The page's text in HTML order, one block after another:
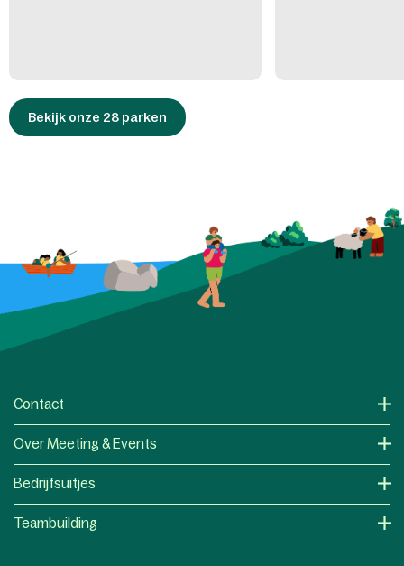
Bekijk onze 28 parken
Contact
Over Meeting & Events
Bedrijfsuitjes
Teambuilding